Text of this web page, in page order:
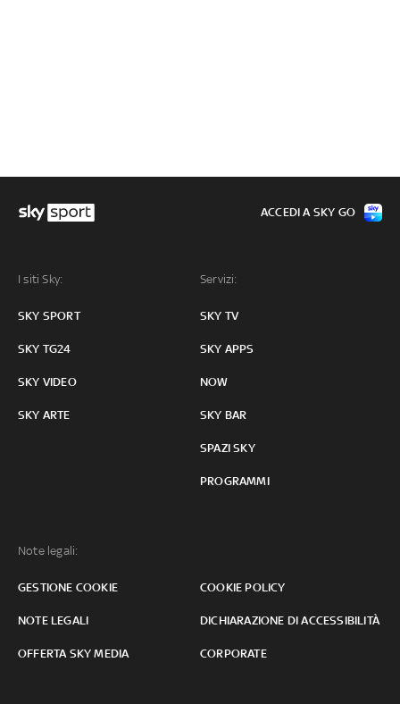
I siti Sky:
SKY SPORT
SKY TG24
SKY VIDEO
SKY ARTE
Servizi:
SKY TV
SKY APPS
NOW
SKY BAR
SPAZI SKY
PROGRAMMI
Note legali:
GESTIONE COOKIE COOKIE POLICY
NOTE LEGALI DICHIARAZIONE DI ACCESSIBILITÀ
OFFERTA SKY MEDIA CORPORATE
ACCEDI A SKY GO